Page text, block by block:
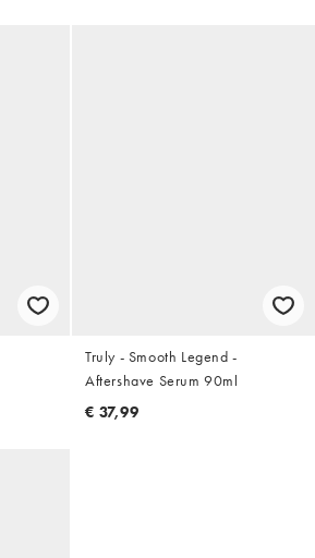
Truly - Smooth Legend -
Aftershave Serum 90ml
€ 37,99